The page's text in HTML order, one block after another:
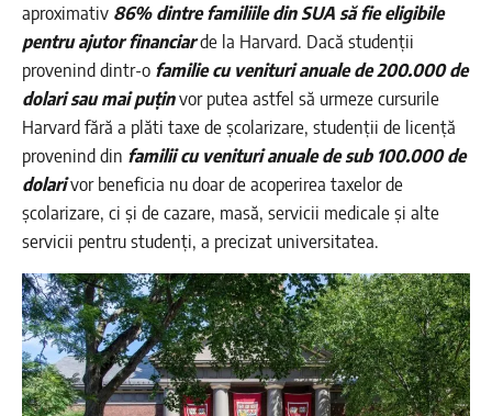
aproximativ 86% dintre familiile din SUA să fie eligibile
pentru ajutor financiarde la Harvard. Dacă studenții
provenind dintr-o familie cu venituri anuale de 200.000 de
dolari sau mai puținvor putea astfel să urmeze cursurile
Harvard fără a plăti taxe de școlarizare, studenții de licență
provenind din familii cu venituri anuale de sub 100.000 de
dolarivor beneficia nu doar de acoperirea taxelor de
școlarizare, ci și de cazare, masă, servicii medicale și alte
servicii pentru studenți, a precizat universitatea.